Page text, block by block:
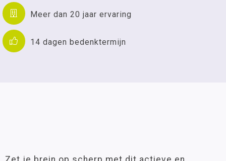
Meer dan 20 jaar ervaring
14 dagen bedenktermijn